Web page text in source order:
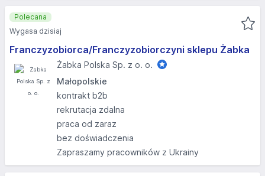
Franczyzobiorca/Franczyzobiorczyni sklepu Żabka
Żabka Polska Sp. z o. o.
Małopolskie
kontrakt b2b
rekrutacja zdalna
praca od zaraz
bez doświadczenia
Zapraszamy pracowników z Ukrainy
Polecana
Wygasa dzisiaj